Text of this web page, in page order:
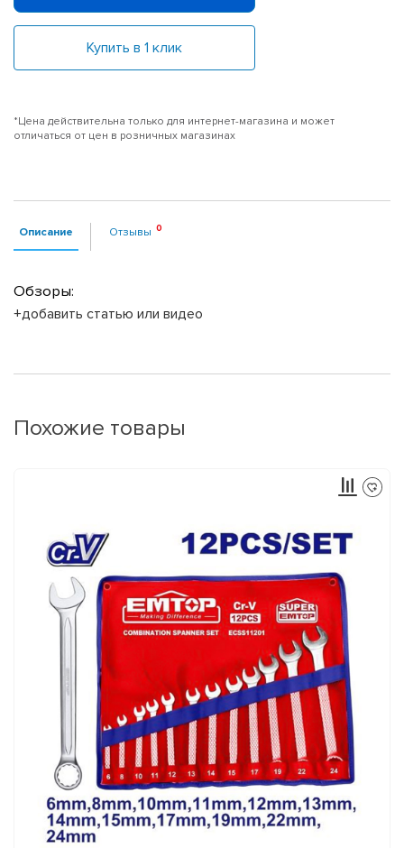
Купить в 1 клик
*Цена действительна только для интернет-магазина и может
отличаться от цен в розничных магазинах
Описание Отзывы
Обзоры:
+добавить статью или видео
Похожие товары